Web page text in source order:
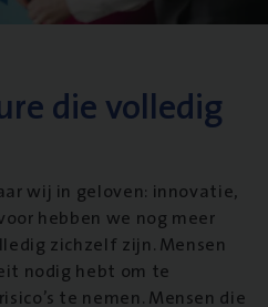
die volledig
wij in geloven: innovatie,
hebben we nog meer
zichzelf zijn. Mensen
nodig hebt om te
te nemen. Mensen die